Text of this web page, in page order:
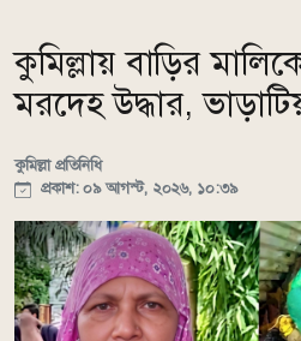
কুমিল্লায় বাড়ির
মরদেহ উদ্ধার,
কুমিল্লা প্রতিনিধি
প্রকাশ: ০৯ আগস্ট, ২০২৬, ১০:৩৯